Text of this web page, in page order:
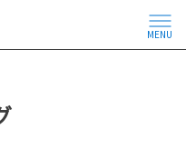
MENU